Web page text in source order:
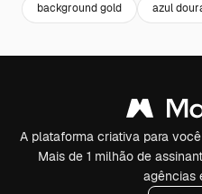
background gold azul
A plataforma criativa para
Mais de 1 milhão de
agências